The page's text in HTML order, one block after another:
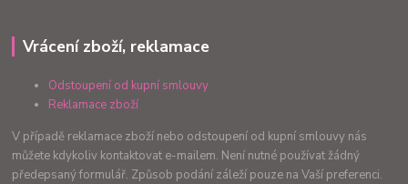
Vrácení zboží, reklamace
Odstoupení od kupní smlouvy
Reklamace zboží
V případě reklamace zboží nebo odstoupení od kupní smlouvy nás
můžete kdykoliv kontaktovat e-mailem. Není nutné používat žádný
předepsaný formulář. Způsob podání záleží pouze na Vaší preferenci.